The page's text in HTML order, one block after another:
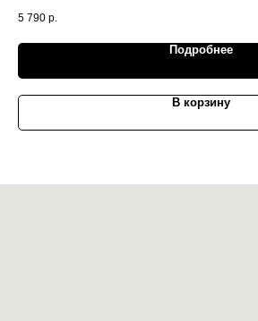
5 790 р.
Подробнее
В корзину